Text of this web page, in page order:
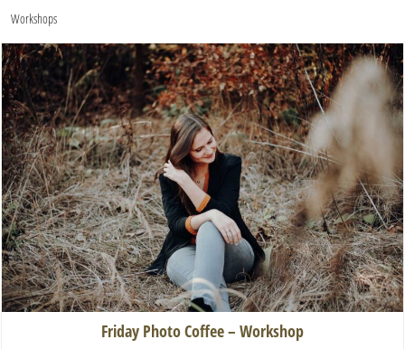
Workshops
Friday Photo Coffee – Workshop